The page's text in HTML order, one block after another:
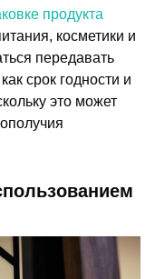
продукта
косметики и
передавать
срок годности и
это может